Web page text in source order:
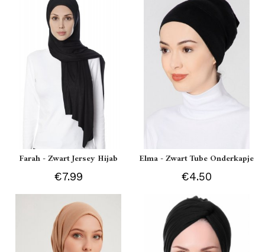
Farah - Zwart Jersey Hijab
€7.99
Elma - Zwart Tube Onderkapje
€4.50